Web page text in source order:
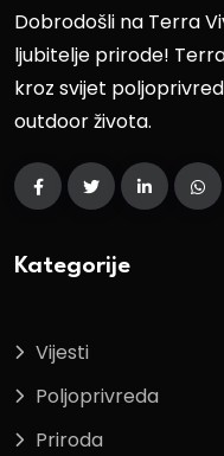
Dobrodošli na Terra
ljubitelje prirode!
kroz svijet
outdoor života.
Kategorije
Vijesti
Poljoprivreda
Priroda